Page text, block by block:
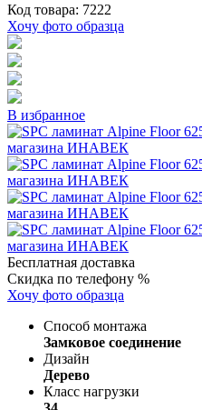
Код товара: 7222
Хочу фото образца
В избранное
Бесплатная доставка
Скидка по телефону %
Хочу фото образца
Способ монтажа
Замковое соединение
Дизайн
Дерево
Класс нагрузки